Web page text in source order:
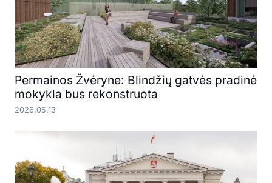
Permainos Žvėryne: Blindžių gatvės pradinė
mokykla bus rekonstruota
2026.05.13